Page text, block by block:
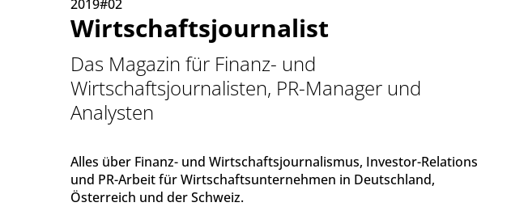
2019#02
Wirtschaftsjournalist
Das Magazin für Finanz- und
Wirtschaftsjournalisten, PR-Manager und
Analysten
Alles über Finanz- und Wirtschaftsjournalismus, Investor-Relations
und PR-Arbeit für Wirtschaftsunternehmen in Deutschland,
Österreich und der Schweiz.